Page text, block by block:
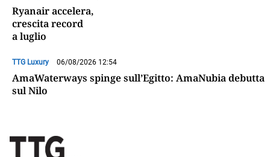
Ryanair accelera,
crescita record
a luglio
TTG Luxury 06/08/2026 12:54
AmaWaterways spinge sull’Egitto: AmaNubia debutta
sul Nilo